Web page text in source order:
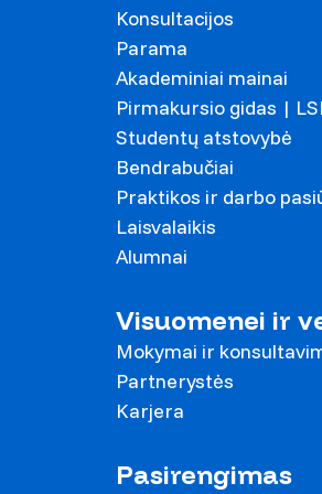
Konsultacijos
Parama
Akademiniai mainai
Pirmakursio gidas |
Studentų atstovybė
Bendrabučiai
Praktikos ir darbo
Laisvalaikis
Alumnai
Visuomenei ir
Mokymai ir
Partnerystės
Karjera
Pasirengimas